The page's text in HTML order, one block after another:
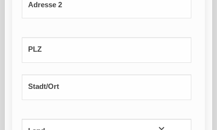
Adresse 2
PLZ
Stadt/Ort